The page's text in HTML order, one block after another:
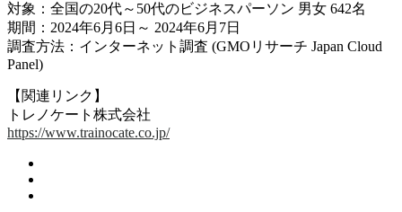
対象：全国の20代～50代のビジネスパーソン 男女 642名
期間：2024年6月6日～ 2024年6月7日
調査方法：インターネット調査 (GMOリサーチ Japan Cloud
Panel)
【関連リンク】
トレノケート株式会社
https://www.trainocate.co.jp/